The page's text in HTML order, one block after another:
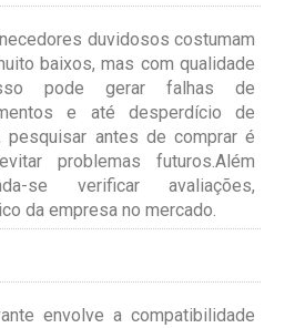
duvidosos costumam
baixos, mas com qualidade
pode gerar falhas de
e até desperdício de
pesquisar antes de comprar é
problemas futuros.Além
se verificar avaliações,
da empresa no mercado.
envolve a compatibilidade